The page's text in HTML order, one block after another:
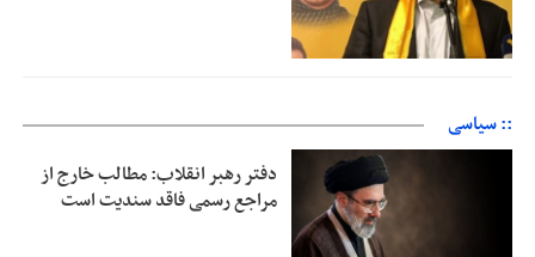
:: سیاسی
دفتر رهبر انقلاب: مطالب خارج از
مراجع رسمی فاقد سندیت است